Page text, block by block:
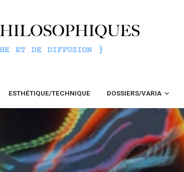
ESTHÉTIQUE/TECHNIQUE DOSSIERS/VARIA